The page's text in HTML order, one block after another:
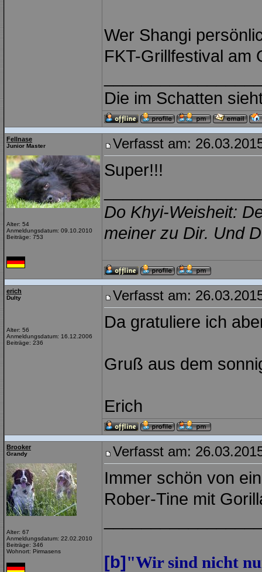
Wer Shangi
FKT-Grillfestival am
Die im Schatten
Fellnase
Junior Master
Alter: 54
Anmeldungsdatum: 09.10.2010
Beiträge: 753
Verfasst am:
Super!!!
Do Khyi-Weisheit:
meiner zu Dir. Und
erich
Dulty
Alter: 56
Anmeldungsdatum: 16.12.2006
Beiträge: 236
Verfasst am:
Da gratuliere ich
Gruß aus dem
Erich
Brooker
Grandy
Alter: 67
Anmeldungsdatum: 22.02.2010
Beiträge: 346
Wohnort: Pirmasens
Verfasst am:
Immer schön von
Rober-Tine mit
[b]"Wir sind nicht